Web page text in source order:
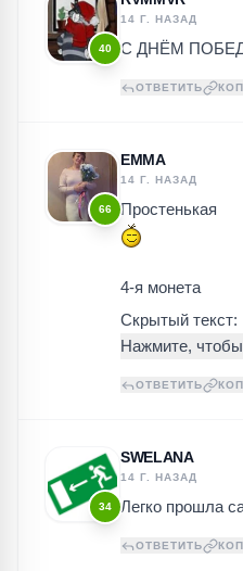
40
14 Г. НАЗАД
С ДНЁМ
ОТВЕТИТЬ
66
EMMA
14 Г. НАЗАД
Простенькая
4-я монета
Скрытый текст:
ОТВЕТИТЬ
34
SWELANA
14 Г. НАЗАД
Легко прошла
ОТВЕТИТЬ